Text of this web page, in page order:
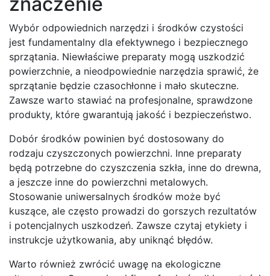
Wybór odpowiednich narzędzi i środków czystości
jest fundamentalny dla efektywnego i bezpiecznego
sprzątania. Niewłaściwe preparaty mogą uszkodzić
powierzchnie, a nieodpowiednie narzędzia sprawić, że
sprzątanie będzie czasochłonne i mało skuteczne.
Zawsze warto stawiać na profesjonalne, sprawdzone
produkty, które gwarantują jakość i bezpieczeństwo.
Dobór środków powinien być dostosowany do
rodzaju czyszczonych powierzchni. Inne preparaty
będą potrzebne do czyszczenia szkła, inne do drewna,
a jeszcze inne do powierzchni metalowych.
Stosowanie uniwersalnych środków może być
kuszące, ale często prowadzi do gorszych rezultatów
i potencjalnych uszkodzeń. Zawsze czytaj etykiety i
instrukcje użytkowania, aby uniknąć błędów.
Warto również zwrócić uwagę na ekologiczne